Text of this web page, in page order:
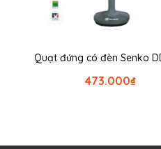
Quạt đứng có đèn Senko
₫
473.000